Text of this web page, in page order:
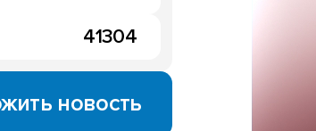
41304
новость